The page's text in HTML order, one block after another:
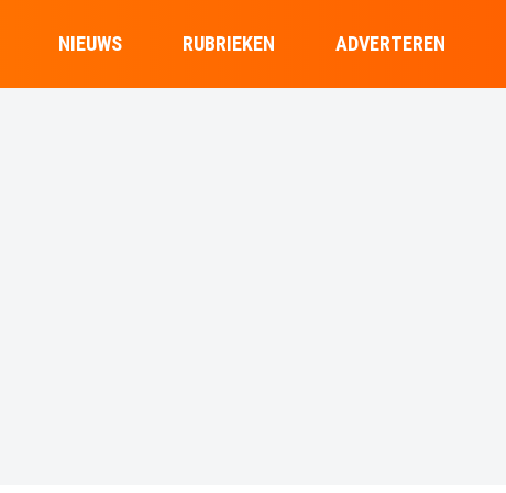
NIEUWS RUBRIEKEN ADVERTEREN